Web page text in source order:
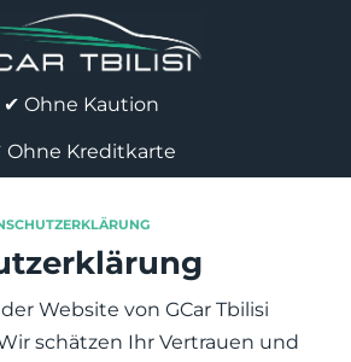
✔ Ohne Kaution
Ohne Kreditkarte
Website von GCar Tbilisi
schätzen Ihr Vertrauen und